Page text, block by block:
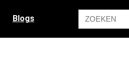
Blogs